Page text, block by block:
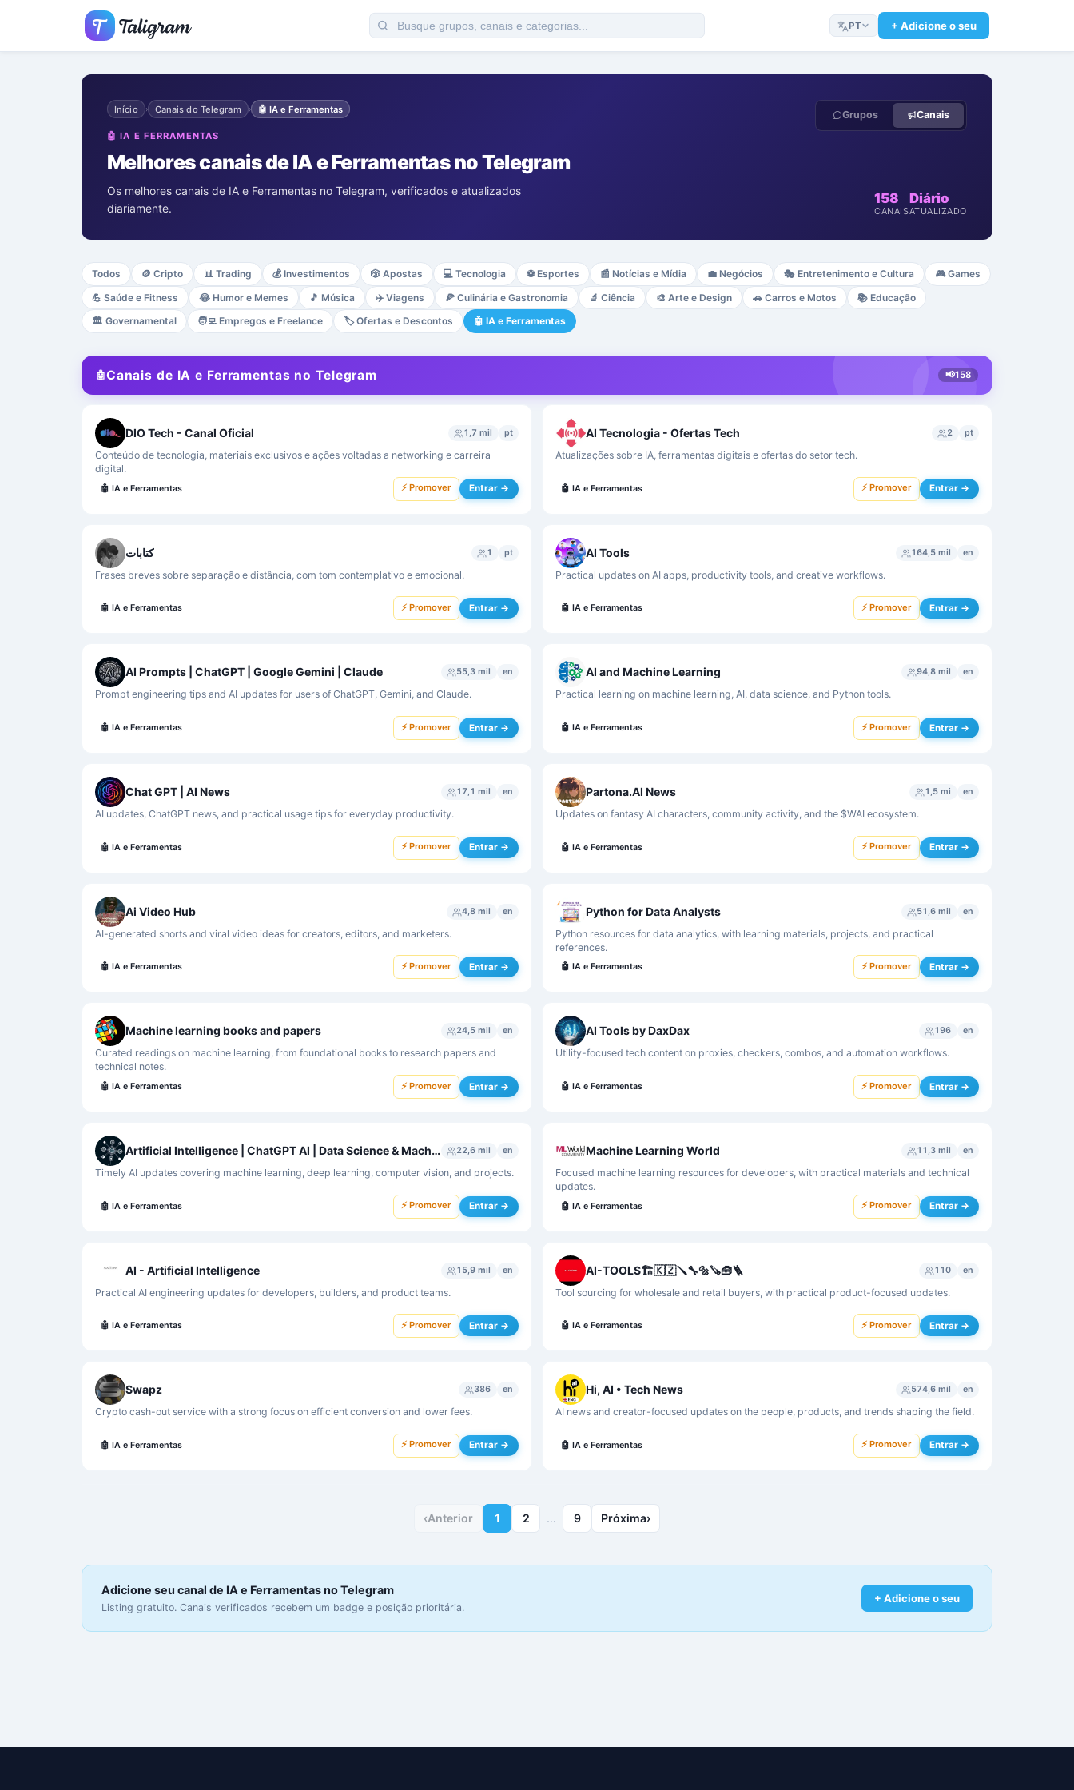
PT + Adicione o seu
Início › Canais do Telegram › 🤖 IA e Ferramentas
🤖 IA E FERRAMENTAS
Melhores canais de IA e Ferramentas no Telegram
Os melhores canais de IA e Ferramentas no Telegram, verificados e atualizados
diariamente.
Grupos Canais
158
CANAIS
Diário
ATUALIZADO
Todos 🪙 Cripto 📊 Trading 💰 Investimentos 🎲 Apostas 💻 Tecnologia ⚽ Esportes 📰 Notícias e Mídia 💼 Negócios 🎭 Entretenimento e Cultura 🎮 Games
💪 Saúde e Fitness 😂 Humor e Memes 🎵 Música ✈️ Viagens 🍕 Culinária e Gastronomia 🔬 Ciência 🎨 Arte e Design 🚗 Carros e Motos 📚 Educação
🏛️ Governamental 🧑‍💻 Empregos e Freelance 🏷️ Ofertas e Descontos 🤖 IA e Ferramentas
🤖Canais de IA e Ferramentas no Telegram 📢158
DIO Tech - Canal Oficial 1,7 mil pt
Conteúdo de tecnologia, materiais exclusivos e ações voltadas a networking e carreira
digital.
🤖 IA e Ferramentas ⚡ Promover Entrar →
AI Tecnologia - Ofertas Tech 2 pt
Atualizações sobre IA, ferramentas digitais e ofertas do setor tech.
🤖 IA e Ferramentas ⚡ Promover Entrar →
كتابات 1 pt
Frases breves sobre separação e distância, com tom contemplativo e emocional.
🤖 IA e Ferramentas ⚡ Promover Entrar →
AI Tools 164,5 mil en
Practical updates on AI apps, productivity tools, and creative workflows.
🤖 IA e Ferramentas ⚡ Promover Entrar →
AI Prompts | ChatGPT | Google Gemini | Claude 55,3 mil en
Prompt engineering tips and AI updates for users of ChatGPT, Gemini, and Claude.
🤖 IA e Ferramentas ⚡ Promover Entrar →
AI and Machine Learning 94,8 mil en
Practical learning on machine learning, AI, data science, and Python tools.
🤖 IA e Ferramentas ⚡ Promover Entrar →
Chat GPT | AI News 17,1 mil en
AI updates, ChatGPT news, and practical usage tips for everyday productivity.
🤖 IA e Ferramentas ⚡ Promover Entrar →
Partona.AI News 1,5 mi en
Updates on fantasy AI characters, community activity, and the $WAI ecosystem.
🤖 IA e Ferramentas ⚡ Promover Entrar →
Ai Video Hub 4,8 mil en
AI-generated shorts and viral video ideas for creators, editors, and marketers.
🤖 IA e Ferramentas ⚡ Promover Entrar →
Python for Data Analysts 51,6 mil en
Python resources for data analytics, with learning materials, projects, and practical
references.
🤖 IA e Ferramentas ⚡ Promover Entrar →
Machine learning books and papers 24,5 mil en
Curated readings on machine learning, from foundational books to research papers and
technical notes.
🤖 IA e Ferramentas ⚡ Promover Entrar →
AI Tools by DaxDax 196 en
Utility-focused tech content on proxies, checkers, combos, and automation workflows.
🤖 IA e Ferramentas ⚡ Promover Entrar →
Artificial Intelligence | ChatGPT AI | Data Science & Machine Learning 22,6 mil en
Timely AI updates covering machine learning, deep learning, computer vision, and projects.
🤖 IA e Ferramentas ⚡ Promover Entrar →
Machine Learning World 11,3 mil en
Focused machine learning resources for developers, with practical materials and technical
updates.
🤖 IA e Ferramentas ⚡ Promover Entrar →
AI - Artificial Intelligence 15,9 mil en
Practical AI engineering updates for developers, builders, and product teams.
🤖 IA e Ferramentas ⚡ Promover Entrar →
AI-TOOLS🏗️🇰🇿🪛🔧🔩🪚🧰🪜 110 en
Tool sourcing for wholesale and retail buyers, with practical product-focused updates.
🤖 IA e Ferramentas ⚡ Promover Entrar →
Swapz 386 en
Crypto cash-out service with a strong focus on efficient conversion and lower fees.
🤖 IA e Ferramentas ⚡ Promover Entrar →
Hi, AI • Tech News 574,6 mil en
AI news and creator-focused updates on the people, products, and trends shaping the field.
🤖 IA e Ferramentas ⚡ Promover Entrar →
‹Anterior 1 2 … 9 Próxima›
Adicione seu canal de IA e Ferramentas no Telegram
Listing gratuito. Canais verificados recebem um badge e posição prioritária.
+ Adicione o seu